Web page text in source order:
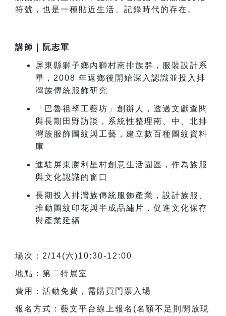
符號，也是一種貼近生活、記錄時代的存在。
講師 阮志軍
屏東縣獅子鄉內獅村南排族群，服裝設計系
畢，2008 年返鄉後開始深入認識並投入排
灣族傳統服飾研究
「巴魯祖孥工藝坊」創辦人，透過文獻查閱
與長期田野訪談，系統性整理南、中、北排
灣族服飾圖紋與工藝，建立數百種圖紋資料
庫
進駐屏東勝利星村創意生活園區，作為族服
與文化認識的窗口
長期投入排灣族傳統服飾產業，設計族服、
推動圖紋印花與半成品繡片，促進文化保存
與產業延續
場次：2/14(六)10:30-12:00
地點：第二特展室
費用：活動免費，需購買門票入場
報名方式：藝文平台線上報名(名額不足則開放現